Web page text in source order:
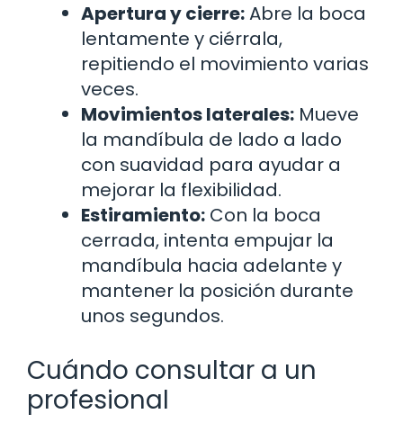
Apertura y cierre:Abre la boca
lentamente y ciérrala,
repitiendo el movimiento varias
veces.
Movimientos laterales: Mueve
la mandíbula de lado a lado
con suavidad para ayudar a
mejorar la flexibilidad.
Estiramiento: Con la boca
cerrada, intenta empujar la
mandíbula hacia adelante y
mantener la posición durante
unos segundos.
Cuándo consultar a un
profesional